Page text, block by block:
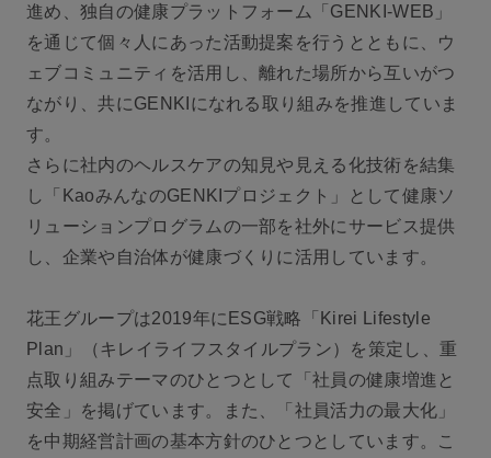
進め、独自の健康プラットフォーム「GENKI-WEB」
を通じて個々人にあった活動提案を行うとともに、ウ
ェブコミュニティを活用し、離れた場所から互いがつ
ながり、共にGENKIになれる取り組みを推進していま
す。
さらに社内のヘルスケアの知見や見える化技術を結集
し「KaoみんなのGENKIプロジェクト」として健康ソ
リューションプログラムの一部を社外にサービス提供
し、企業や自治体が健康づくりに活用しています。
花王グループは2019年にESG戦略「Kirei Lifestyle
Plan」（キレイライフスタイルプラン）を策定し、重
点取り組みテーマのひとつとして「社員の健康増進と
安全」を掲げています。また、「社員活力の最大化」
を中期経営計画の基本方針のひとつとしています。こ